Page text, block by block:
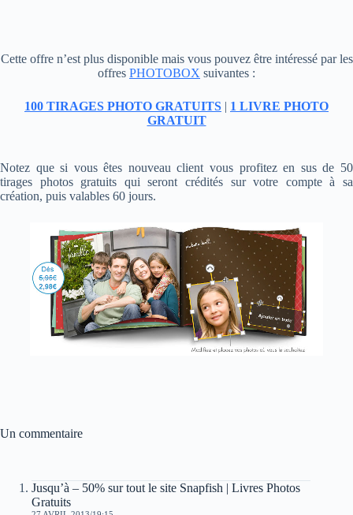
Cette offre n’est plus disponible mais vous pouvez être intéressé par les
offres PHOTOBOX suivantes :
100 TIRAGES PHOTO GRATUITS | 1 LIVRE PHOTO
GRATUIT
Notez que si vous êtes nouveau client vous profitez en sus de 50
tirages photos gratuits qui seront crédités sur votre compte à sa
création, puis valables 60 jours.
Un commentaire
Jusqu’à – 50% sur tout le site Snapfish | Livres Photos
Gratuits